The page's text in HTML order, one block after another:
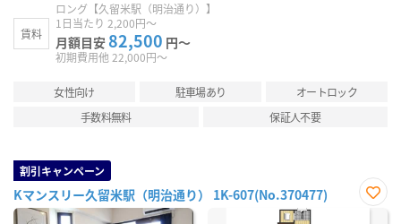
賃料
ロング【久留米駅（明治通り）】
1日当たり 2,200円～
月額目安 82,500 円～
初期費用他 22,000円～
女性向け 駐車場あり
オートロック
手数料無料
保証人不要
割引キャンペーン
Kマンスリー久留米駅（明治通り） 1K-607(No.370477)
お気